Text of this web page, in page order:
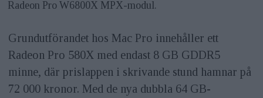
Radeon Pro W6800X MPX-modul.
Grundutförandet hos Mac Pro innehåller ett
Radeon Pro 580X med endast 8 GB GDDR5
minne, där prislappen i skrivande stund hamnar på
72 000 kronor. Med de nya dubbla 64 GB-